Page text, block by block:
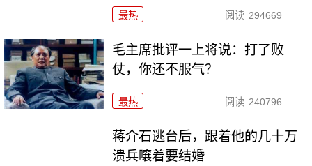
最热 阅读 294669
毛主席批评一上将说：打了败
仗，你还不服气？
最热 阅读 240796
蒋介石逃台后，跟着他的几十万
溃兵嚷着要结婚